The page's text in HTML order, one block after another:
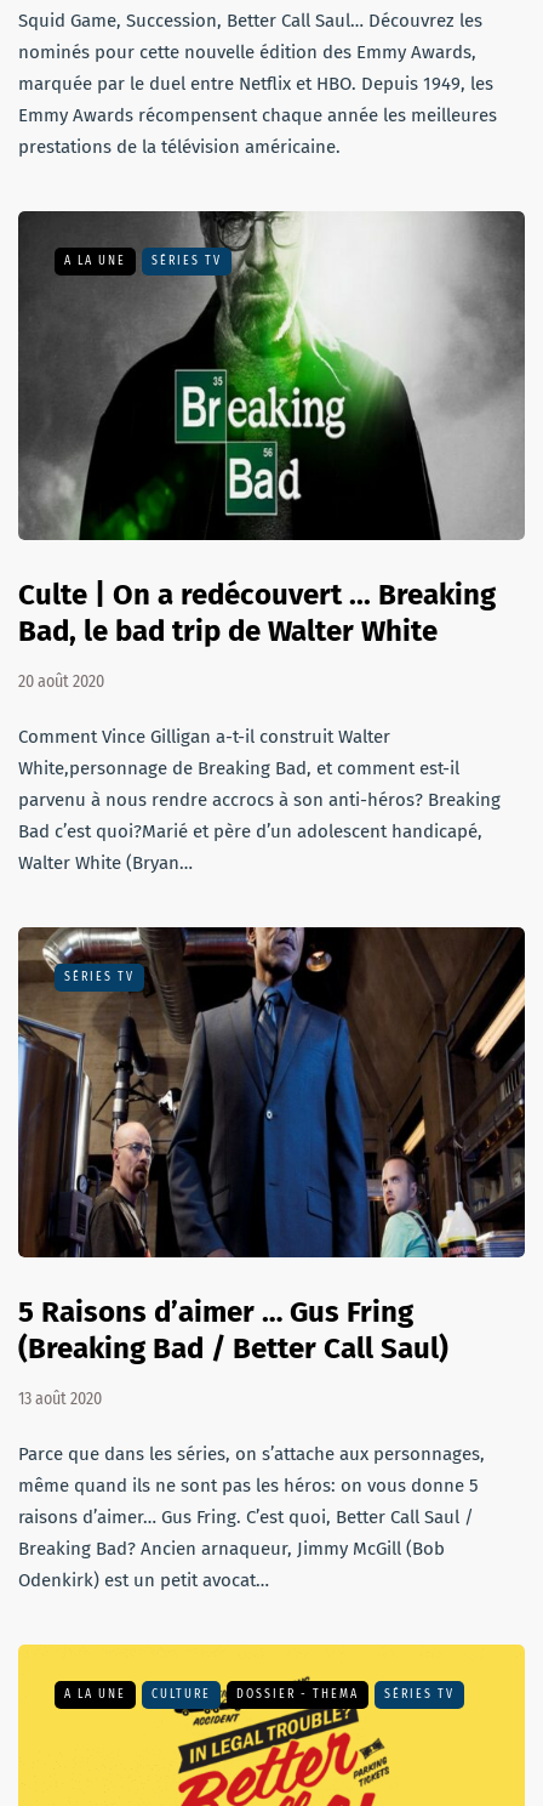
Squid Game, Succession, Better Call Saul… Découvrez les
nominés pour cette nouvelle édition des Emmy Awards,
marquée par le duel entre Netflix et HBO. Depuis 1949, les
Emmy Awards récompensent chaque année les meilleures
prestations de la télévision américaine.
A LA UNE SÉRIES TV
Culte | On a redécouvert ... Breaking
Bad, le bad trip de Walter White
20 août 2020
Comment Vince Gilligan a-t-il construit Walter
White,personnage de Breaking Bad, et comment est-il
parvenu à nous rendre accrocs à son anti-héros? Breaking
Bad c’est quoi?Marié et père d’un adolescent handicapé,
Walter White (Bryan…
SÉRIES TV
5 Raisons d’aimer … Gus Fring
(Breaking Bad / Better Call Saul)
13 août 2020
Parce que dans les séries, on s’attache aux personnages,
même quand ils ne sont pas les héros: on vous donne 5
raisons d’aimer… Gus Fring. C’est quoi, Better Call Saul /
Breaking Bad? Ancien arnaqueur, Jimmy McGill (Bob
Odenkirk) est un petit avocat…
A LA UNE CULTURE DOSSIER - THEMA SÉRIES TV